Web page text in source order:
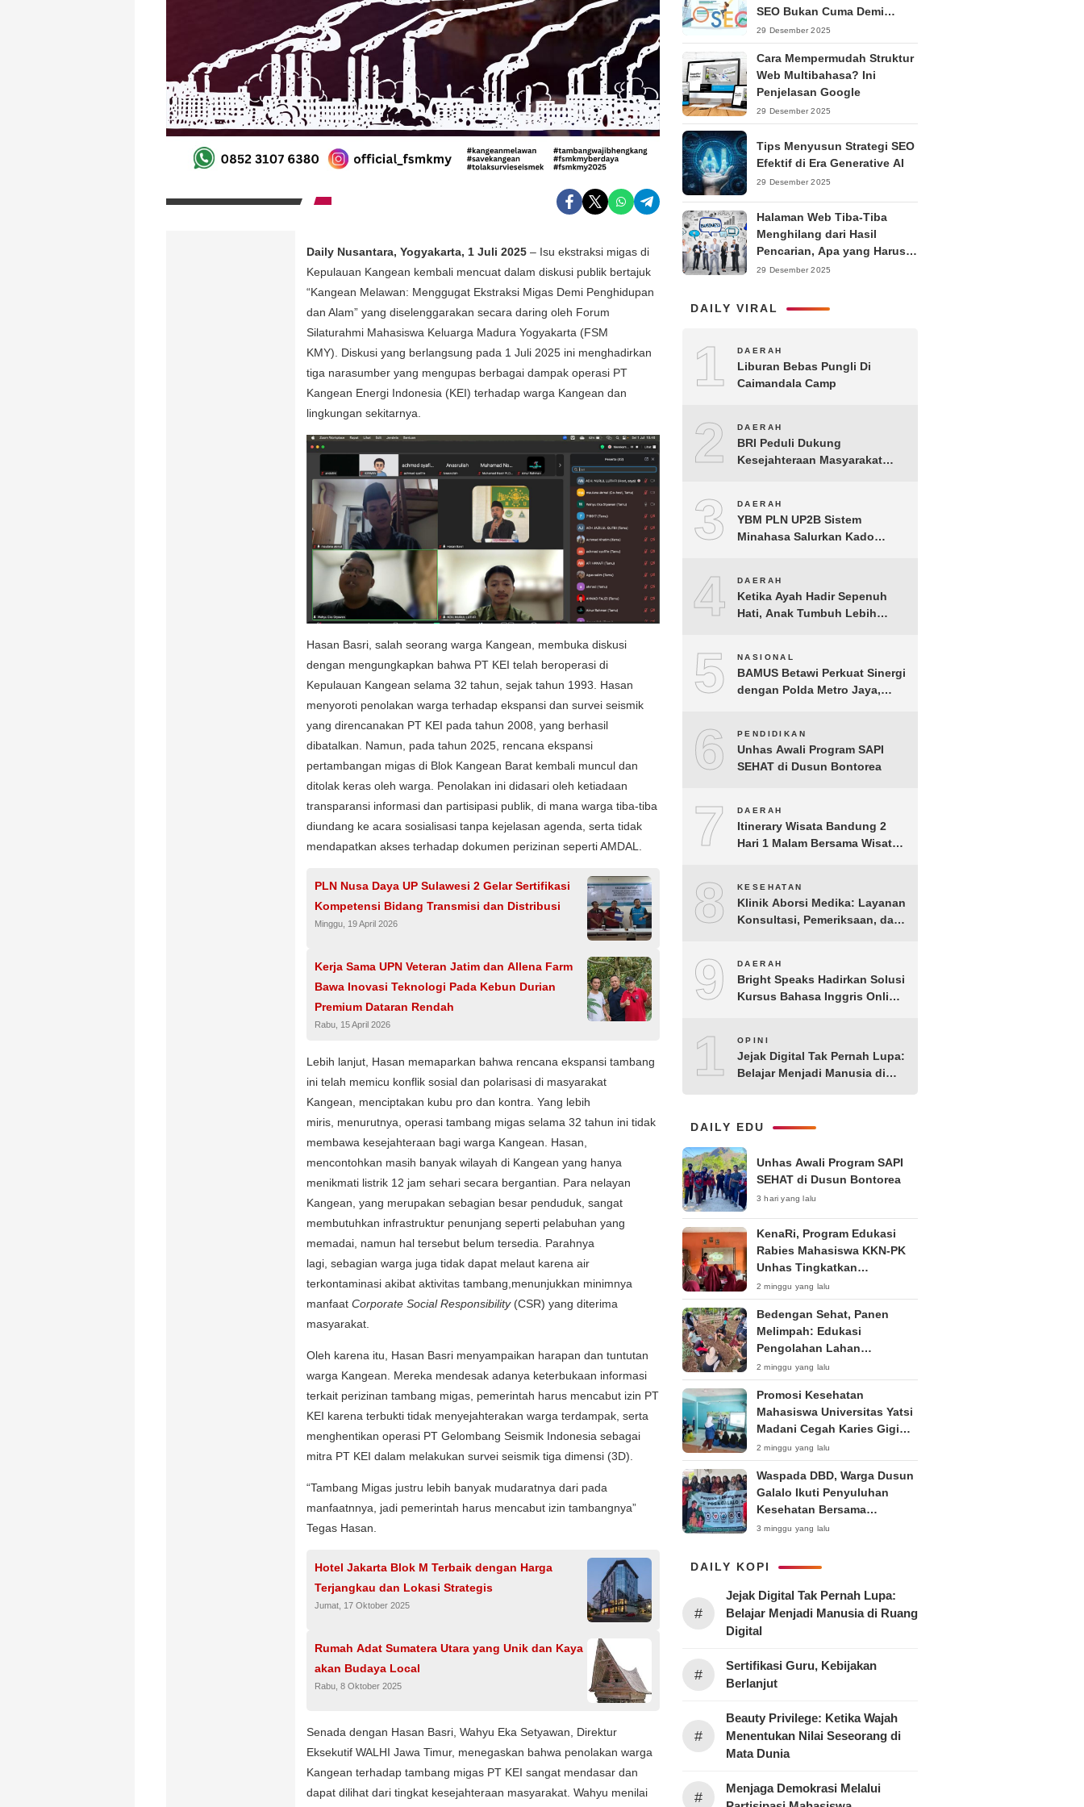
Daily Nusantara, Yogyakarta, 1 Juli 2025 – Isu ekstraksi migas di
Kepulauan Kangean kembali mencuat dalam diskusi publik bertajuk
“Kangean Melawan: Menggugat Ekstraksi Migas Demi Penghidupan
dan Alam” yang diselenggarakan secara daring oleh Forum
Silaturahmi Mahasiswa Keluarga Madura Yogyakarta (FSM
KMY). Diskusi yang berlangsung pada 1 Juli 2025 ini menghadirkan
tiga narasumber yang mengupas berbagai dampak operasi PT
Kangean Energi Indonesia (KEI) terhadap warga Kangean dan
lingkungan sekitarnya.
Hasan Basri, salah seorang warga Kangean, membuka diskusi
dengan mengungkapkan bahwa PT KEI telah beroperasi di
Kepulauan Kangean selama 32 tahun, sejak tahun 1993. Hasan
menyoroti penolakan warga terhadap ekspansi dan survei seismik
yang direncanakan PT KEI pada tahun 2008, yang berhasil
dibatalkan. Namun, pada tahun 2025, rencana ekspansi
pertambangan migas di Blok Kangean Barat kembali muncul dan
ditolak keras oleh warga. Penolakan ini didasari oleh ketiadaan
transparansi informasi dan partisipasi publik, di mana warga tiba-tiba
diundang ke acara sosialisasi tanpa kejelasan agenda, serta tidak
mendapatkan akses terhadap dokumen perizinan seperti AMDAL.
PLN Nusa Daya UP Sulawesi 2 Gelar Sertifikasi
Kompetensi Bidang Transmisi dan Distribusi
Minggu, 19 April 2026
Kerja Sama UPN Veteran Jatim dan Allena Farm
Bawa Inovasi Teknologi Pada Kebun Durian
Premium Dataran Rendah
Rabu, 15 April 2026
Lebih lanjut, Hasan memaparkan bahwa rencana ekspansi tambang
ini telah memicu konflik sosial dan polarisasi di masyarakat
Kangean, menciptakan kubu pro dan kontra. Yang lebih
miris, menurutnya, operasi tambang migas selama 32 tahun ini tidak
membawa kesejahteraan bagi warga Kangean. Hasan,
mencontohkan masih banyak wilayah di Kangean yang hanya
menikmati listrik 12 jam sehari secara bergantian. Para nelayan
Kangean, yang merupakan sebagian besar penduduk, sangat
membutuhkan infrastruktur penunjang seperti pelabuhan yang
memadai, namun hal tersebut belum tersedia. Parahnya
lagi, sebagian warga juga tidak dapat melaut karena air
terkontaminasi akibat aktivitas tambang,menunjukkan minimnya
manfaat Corporate Social Responsibility(CSR) yang diterima
masyarakat.
Oleh karena itu, Hasan Basri menyampaikan harapan dan tuntutan
warga Kangean. Mereka mendesak adanya keterbukaan informasi
terkait perizinan tambang migas, pemerintah harus mencabut izin PT
KEI karena terbukti tidak menyejahterakan warga terdampak, serta
menghentikan operasi PT Gelombang Seismik Indonesia sebagai
mitra PT KEI dalam melakukan survei seismik tiga dimensi (3D).
“Tambang Migas justru lebih banyak mudaratnya dari pada
manfaatnnya, jadi pemerintah harus mencabut izin tambangnya”
Tegas Hasan.
Hotel Jakarta Blok M Terbaik dengan Harga
Terjangkau dan Lokasi Strategis
Jumat, 17 Oktober 2025
Rumah Adat Sumatera Utara yang Unik dan Kaya
akan Budaya Local
Rabu, 8 Oktober 2025
Senada dengan Hasan Basri, Wahyu Eka Setyawan, Direktur
Eksekutif WALHI Jawa Timur, menegaskan bahwa penolakan warga
Kangean terhadap tambang migas PT KEI sangat mendasar dan
dapat dilihat dari tingkat kesejahteraan masyarakat. Wahyu menilai
SEO Bukan Cuma Demi
Ranking
29 Desember 2025
Cara Mempermudah Struktur
Web Multibahasa? Ini
Penjelasan Google
29 Desember 2025
Tips Menyusun Strategi SEO
Efektif di Era Generative AI
29 Desember 2025
Halaman Web Tiba-Tiba
Menghilang dari Hasil
Pencarian, Apa yang Harus
Dilakukan?
29 Desember 2025
DAILY VIRAL
1 DAERAH
Liburan Bebas Pungli Di
Caimandala Camp
2 DAERAH
BRI Peduli Dukung
Kesejahteraan Masyarakat
3 DAERAH
YBM PLN UP2B Sistem
Minahasa Salurkan Kado
Tomohon
4 DAERAH
Ketika Ayah Hadir Sepenuh
Hati, Anak Tumbuh Lebih
5 NASIONAL
BAMUS Betawi Perkuat Sinergi
dengan Polda Metro Jaya,
Kondusif Jelang HUT ke-81
Republik Indonesia
6 PENDIDIKAN
Unhas Awali Program SAPI
SEHAT di Dusun Bontorea
7 DAERAH
Itinerary Wisata Bandung 2
Hari 1 Malam Bersama Wisata
8 KESEHATAN
Klinik Aborsi Medika: Layanan
Konsultasi, Pemeriksaan, dan
9 DAERAH
Bright Speaks Hadirkan Solusi
Kursus Bahasa Inggris Online
Bicara
10
OPINI
Jejak Digital Tak Pernah Lupa:
Belajar Menjadi Manusia di
DAILY EDU
Unhas Awali Program SAPI
SEHAT di Dusun Bontorea
3 hari yang lalu
KenaRi, Program Edukasi
Rabies Mahasiswa KKN-PK
Unhas Tingkatkan
Kesadaran Siswa SD Negeri 4
Maccorawalie
2 minggu yang lalu
Bedengan Sehat, Panen
Melimpah: Edukasi
Pengolahan Lahan
Bedengan Organik bagi KWT
dan Ibu PKK RT 04 RW 01
Kelurahan Pakintelan
2 minggu yang lalu
Promosi Kesehatan
Mahasiswa Universitas Yatsi
Madani Cegah Karies Gigi
Anak
2 minggu yang lalu
Waspada DBD, Warga Dusun
Galalo Ikuti Penyuluhan
Kesehatan Bersama
Mahasiswa Pemberdayaan
Surabaya 2026
3 minggu yang lalu
DAILY KOPI
#
Jejak Digital Tak Pernah Lupa:
Belajar Menjadi Manusia di Ruang
Digital
#
Sertifikasi Guru, Kebijakan
Berlanjut
#
Beauty Privilege: Ketika Wajah
Menentukan Nilai Seseorang di
Mata Dunia
#
Menjaga Demokrasi Melalui